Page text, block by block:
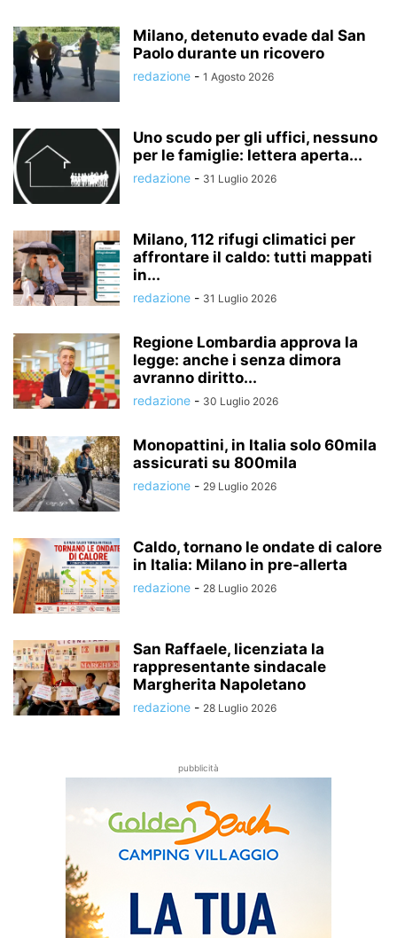
Milano, detenuto evade dal San
Paolo durante un ricovero
redazione - 1 Agosto 2026
Uno scudo per gli uffici, nessuno
per le famiglie: lettera aperta...
redazione - 31 Luglio 2026
Milano, 112 rifugi climatici per
affrontare il caldo: tutti mappati
in...
redazione - 31 Luglio 2026
Regione Lombardia approva la
legge: anche i senza dimora
avranno diritto...
redazione - 30 Luglio 2026
Monopattini, in Italia solo 60mila
assicurati su 800mila
redazione - 29 Luglio 2026
Caldo, tornano le ondate di calore
in Italia: Milano in pre-allerta
redazione - 28 Luglio 2026
San Raffaele, licenziata la
rappresentante sindacale
Margherita Napoletano
redazione - 28 Luglio 2026
pubblicità